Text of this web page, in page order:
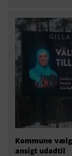
Kommune
ansigt udadtil